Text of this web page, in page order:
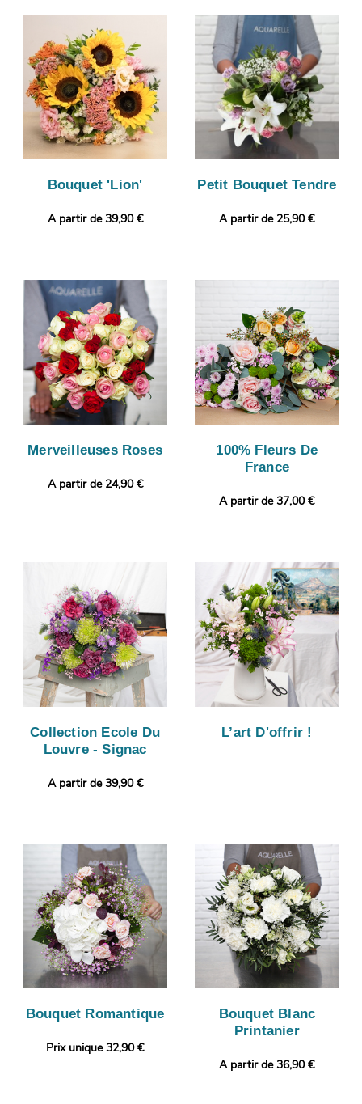
Bouquet 'Lion'
A partir de 39,90 €
Petit Bouquet Tendre
A partir de 25,90 €
Merveilleuses Roses
A partir de 24,90 €
100% Fleurs De
France
A partir de 37,00 €
Collection Ecole Du
Louvre - Signac
A partir de 39,90 €
L’art D'offrir !
Bouquet Romantique
Prix unique 32,90 €
Bouquet Blanc
Printanier
A partir de 36,90 €